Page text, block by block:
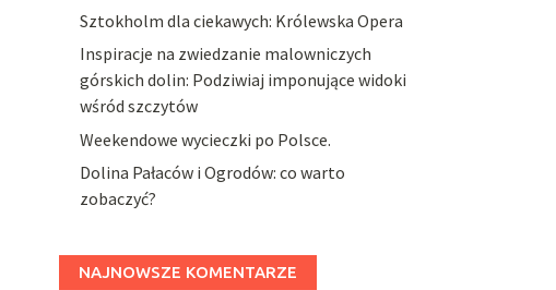
Sztokholm dla ciekawych: Królewska Opera
Inspiracje na zwiedzanie malowniczych
górskich dolin: Podziwiaj imponujące widoki
wśród szczytów
Weekendowe wycieczki po Polsce.
Dolina Pałaców i Ogrodów: co warto
zobaczyć?
NAJNOWSZE KOMENTARZE